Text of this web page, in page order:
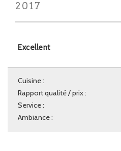
2017
Excellent
Cuisine :
Rapport qualité / prix :
Service :
Ambiance :